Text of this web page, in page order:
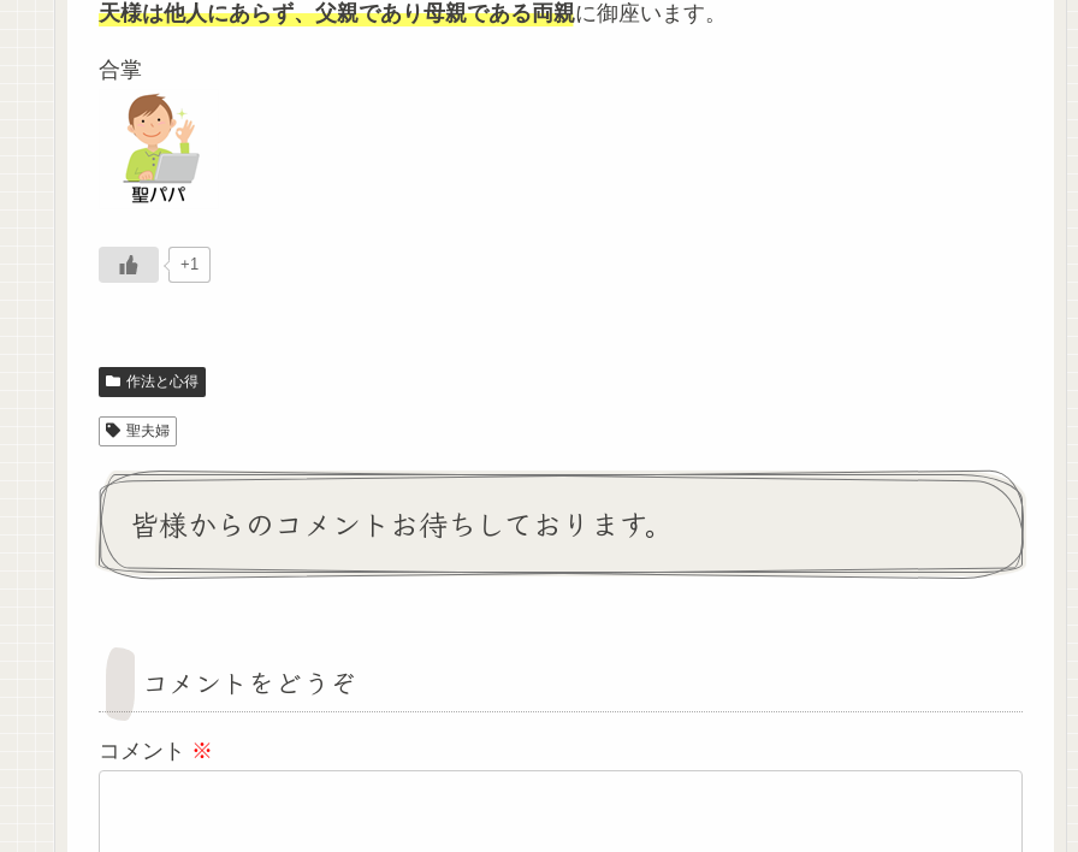
天様は他人にあらず、父親であり母親である両親に御座います。
合掌
+1
作法と心得
聖夫婦
皆様からのコメントお待ちしております。
コメントをどうぞ
コメント ※